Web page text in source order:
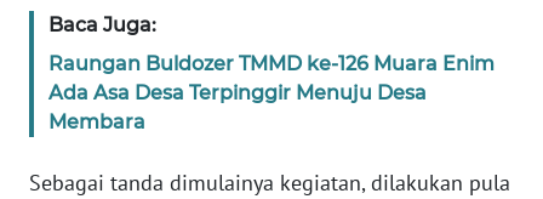
Baca Juga:
Raungan Buldozer TMMD ke-126 Muara Enim
Ada Asa Desa Terpinggir Menuju Desa
Membara
Sebagai tanda dimulainya kegiatan, dilakukan pula
JAKARTA